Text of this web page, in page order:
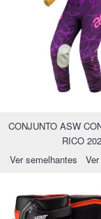
CONJUNTO ASW
RICO
Ver semelhantes